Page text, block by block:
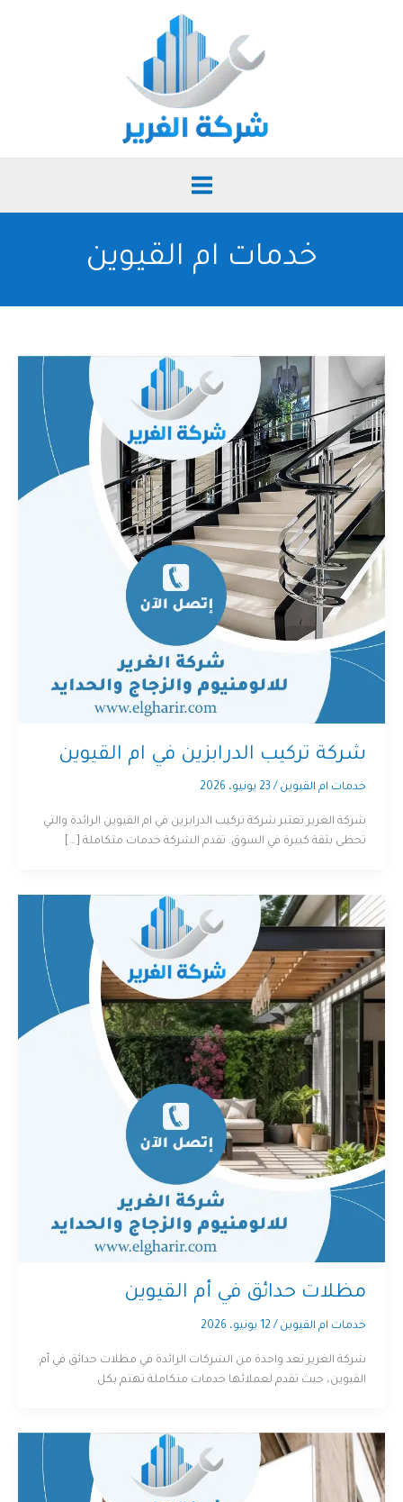
خدمات ام القيوين
شركة تركيب الدرابزين في ام القيوين
خدمات ام القيوين / 23 يونيو، 2026
شركة الغرير تعتبر شركة تركيب الدرابزين في ام القيوين الرائدة والتي
تحظى بثقة كبيرة في السوق. تقدم الشركة خدمات متكاملة […]
مظلات حدائق في أم القيوين
خدمات ام القيوين / 12 يونيو، 2026
شركة الغرير تعد واحدة من الشركات الرائدة في مظلات حدائق في أم
القيوين، حيث تقدم لعملائها خدمات متكاملة تهتم بكل